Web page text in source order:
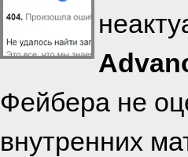
Фейбера не
внутренних